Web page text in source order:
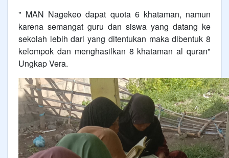
" MAN Nagekeo dapat quota 6 khataman, namun
karena semangat guru dan siswa yang datang ke
sekolah lebih dari yang ditentukan maka dibentuk 8
kelompok dan menghasilkan 8 khataman al quran"
Ungkap Vera.